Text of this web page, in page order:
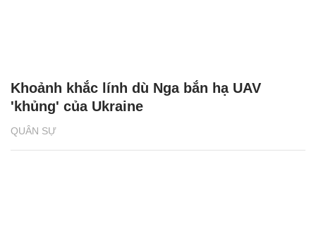
QUÂN SỰ
Khoảnh khắc lính dù Nga bắn hạ UAV
'khủng' của Ukraine